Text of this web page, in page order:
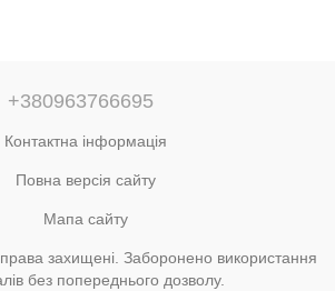
+380963766695
Контактна інформація
Повна версія сайту
Мапа сайту
захищені. Заборонено використання
без попереднього дозволу.